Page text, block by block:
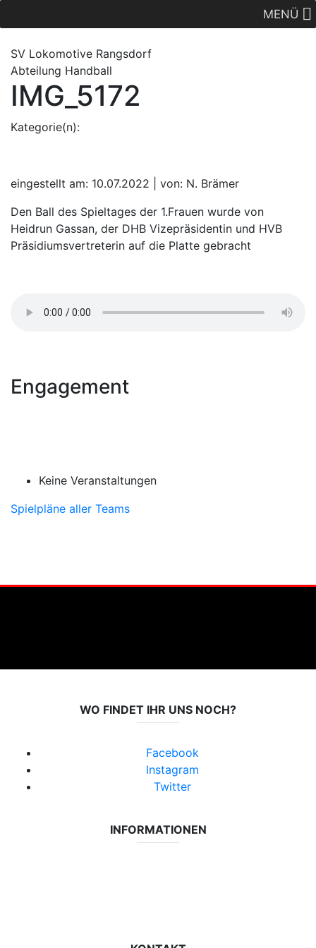
MENÜ
SV Lokomotive Rangsdorf
Abteilung Handball
IMG_5172
Kategorie(n):
eingestellt am: 10.07.2022 | von: N. Brämer
Den Ball des Spieltages der 1.Frauen wurde von
Heidrun Gassan, der DHB Vizepräsidentin und HVB
Präsidiumsvertreterin auf die Platte gebracht
Engagement
Keine Veranstaltungen
Spielpläne aller Teams
WO FINDET IHR UNS NOCH?
Facebook
Instagram
Twitter
INFORMATIONEN